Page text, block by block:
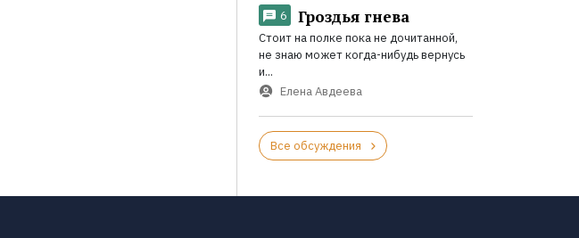
6 Гроздья гнева
Стоит на полке пока не дочитанной,
не знаю может когда-нибудь вернусь
и...
Елена Авдеева
Все обсуждения